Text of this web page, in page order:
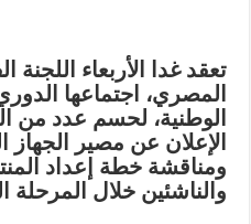
تعقد غدا الأربعاء اللجنة
المصري، اجتماعها
الوطنية، لحسم عدد من
الإعلان عن مصير
ومناقشة خطة إعداد
والناشئين خلال المرحلة